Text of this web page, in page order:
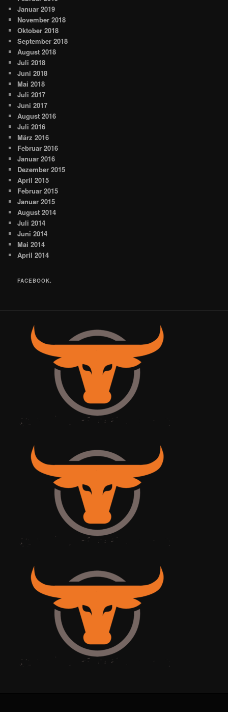
Januar 2019
November 2018
Oktober 2018
September 2018
August 2018
Juli 2018
Juni 2018
Mai 2018
Juli 2017
Juni 2017
August 2016
Juli 2016
März 2016
Februar 2016
Januar 2016
Dezember 2015
April 2015
Februar 2015
Januar 2015
August 2014
Juli 2014
Juni 2014
Mai 2014
April 2014
FACEBOOK.